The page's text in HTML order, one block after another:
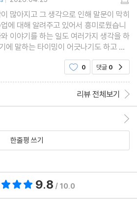
많아지고 그 생각으로 인해 말문이 막히
에 대해 알려주고 있어서 흥미로웠습니
이야기를 하는 일도 여러가지 생각을 하
에 말하는 타이밍이 어긋나기도 하고 상
떻게 받아들이지 생각이 많은 이들에게 어
있는지에 대해 그리
0 댓글 0
리뷰 전체보기
한줄평 쓰기
9.8 / 10.0